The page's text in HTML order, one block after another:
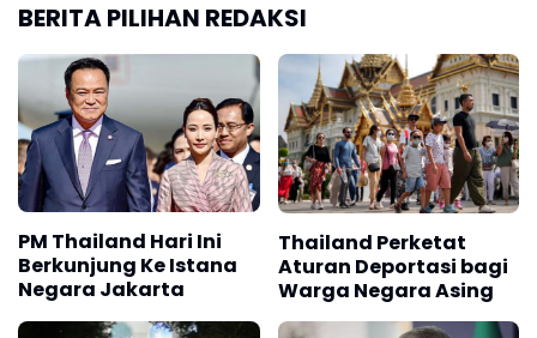
BERITA PILIHAN REDAKSI
PM Thailand Hari Ini
Berkunjung Ke Istana
Negara Jakarta
Thailand Perketat
Aturan Deportasi bagi
Warga Negara Asing